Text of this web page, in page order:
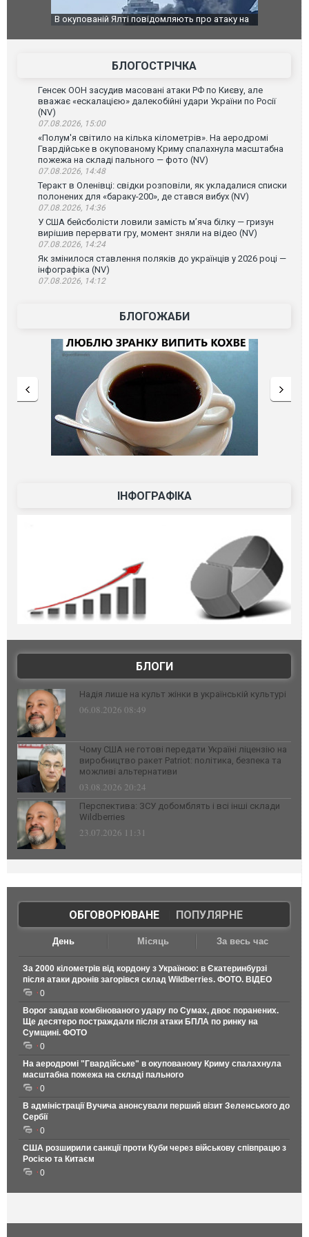
За 2000 кілометрів від кордону з Україною: в
склад Wildberries. ФОТО. ВІДЕО
В
БЛОГОСТРІЧКА
Генсек ООН засудив масовані атаки РФ по Києву, але
вважає «ескалацією» далекобійні удари України по Росії
(NV)
07.08.2026, 15:00
«Полум'я світило на кілька кілометрів». На аеродромі
Гвардійське в окупованому Криму спалахнула масштабна
пожежа на складі пального — фото (NV)
07.08.2026, 14:48
Теракт в Оленівці: свідки розповіли, як укладалися списки
полонених для «бараку-200», де стався вибух (NV)
07.08.2026, 14:36
У США бейсболісти ловили замість м’яча білку — гризун
вирішив перервати гру, момент зняли на відео (NV)
07.08.2026, 14:24
Як змінилося ставлення поляків до українців у 2026 році —
інфографіка (NV)
07.08.2026, 14:12
БЛОГОЖАБИ
ІНФОГРАФІКА
БЛОГИ
Надія лише на культ жінки в українській культурі
06.08.2026 08:49
Чому США не готові передати Україні ліцензію на
виробництво ракет Patriot: політика, безпека та
можливі альтернативи
03.08.2026 20:24
Перспектива: ЗСУ добомблять і всі інші склади
Wildberries
23.07.2026 11:31
ОБГОВОРЮВАНЕ| ПОПУЛЯРНЕ
День Місяць За весь час
За 2000 кілометрів від кордону з Україною: в Єкатеринбурзі
після атаки дронів загорівся склад Wildberries. ФОТО. ВІДЕО
0
Ворог завдав комбінованого удару по Сумах, двоє поранених.
Ще десятеро постраждали після атаки БПЛА по ринку на
Сумщині. ФОТО
0
На аеродромі "Гвардійське" в окупованому Криму спалахнула
масштабна пожежа на складі пального
0
В адміністрації Вучича анонсували перший візит Зеленського до
Сербії
0
США розширили санкції проти Куби через військову співпрацю з
Росією та Китаєм
0